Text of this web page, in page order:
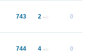
743 2 м/с 0
744 4 м/с 0